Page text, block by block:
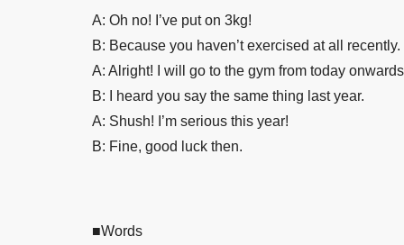
A: Oh no! I’ve put on 3kg!
B: Because you haven’t exercised at all recently.
A: Alright! I will go to the gym from today
B: I heard you say the same thing last year.
A: Shush! I’m serious this year!
B: Fine, good luck then.
■Words